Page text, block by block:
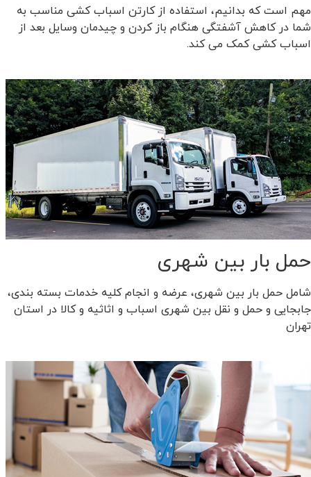
مهم است که بدانیم، استفاده از کارتن اسباب کشی مناسب به
شما در کاهش آشفتگی هنگام باز کردن و چیدمان وسایل بعد از
اسباب کشی کمک می کند.
حمل بار بین شهری
شامل حمل بار بین شهری، عرضه و انجام کلیه خدمات بسته بندی،
جابجایی و حمل و نقل بین شهری اسباب و اثاثیه و کالا در استان
تهران